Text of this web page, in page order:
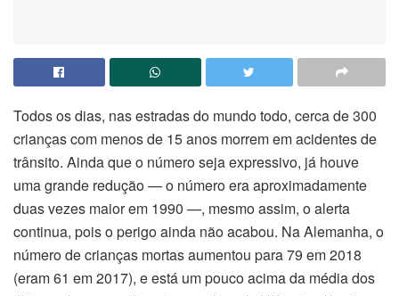
Todos os dias, nas estradas do mundo todo, cerca de 300
crianças com menos de 15 anos morrem em acidentes de
trânsito. Ainda que o número seja expressivo, já houve
uma grande redução — o número era aproximadamente
duas vezes maior em 1990 —, mesmo assim, o alerta
continua, pois o perigo ainda não acabou. Na Alemanha, o
número de crianças mortas aumentou para 79 em 2018
(eram 61 em 2017), e está um pouco acima da média dos